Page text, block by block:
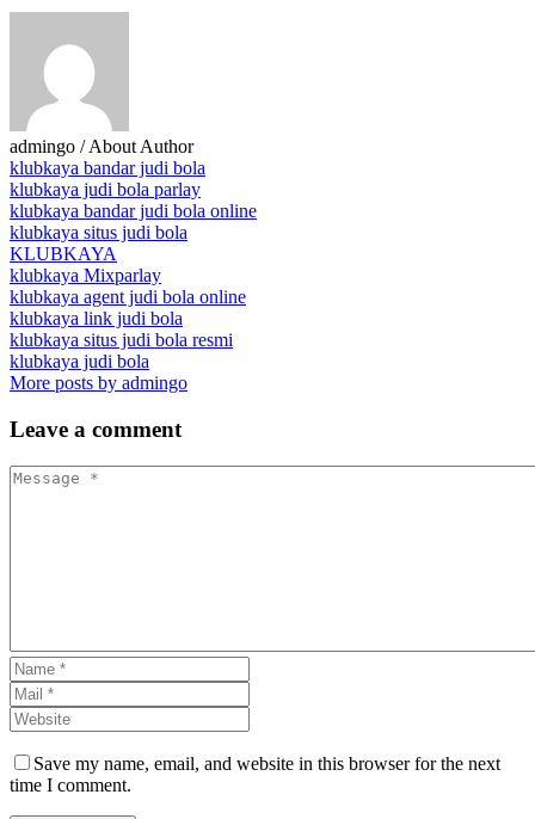
admingo / About Author
klubkaya bandar judi bola
klubkaya judi bola parlay
klubkaya bandar judi bola online
klubkaya situs judi bola
KLUBKAYA
klubkaya Mixparlay
klubkaya agent judi bola online
klubkaya link judi bola
klubkaya situs judi bola resmi
klubkaya judi bola
More posts by admingo
Leave a comment
Save my name, email, and website in this browser for the next
time I comment.